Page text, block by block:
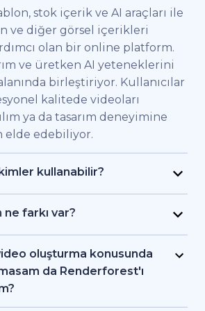
stok içerik ve AI araçları ile
ve diğer görsel içerikleri
olan bir online platform.
ve üretken AI yeteneklerini
birleştiriyor. Kullanıcılar
kalitede videoları
ya da tasarım deneyimine
elde edebiliyor.
kullanabilir?
videoları hızlıca elde etmek
ve ekipler için
ve içerik üreticileri
bir prodüksiyon ekibi
videolar, eğitici içerikler ya da
farkı var?
AI ve video üretim
platformda bir araya getiriyor.
yazıdan, stok
da AI araçlarıyla video ve
oluşturma konusunda
da Renderforest'ı
1.200'den fazla şablon, AI